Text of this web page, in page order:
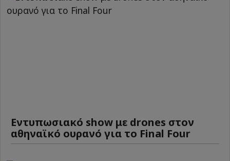
Εντυπωσιακό show με drones στον
αθηναϊκό ουρανό για το Final Four